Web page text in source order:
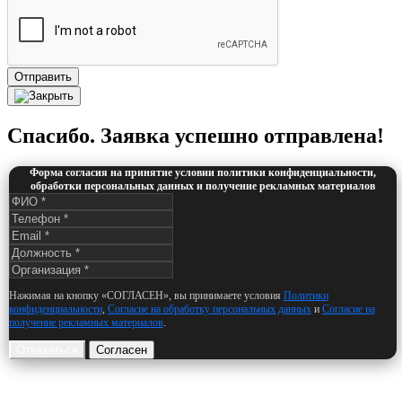
Отправить
Спасибо. Заявка успешно отправлена!
Форма согласия на принятие условии политики конфиденциальности,
обработки персональных данных и получение рекламных материалов
Нажимая на кнопку «СОГЛАСЕН», вы принимаете условия Политики
конфиденциальности, Согласие на обработку персональных данныхи Согласие на
получение рекламных материалов.
Согласен